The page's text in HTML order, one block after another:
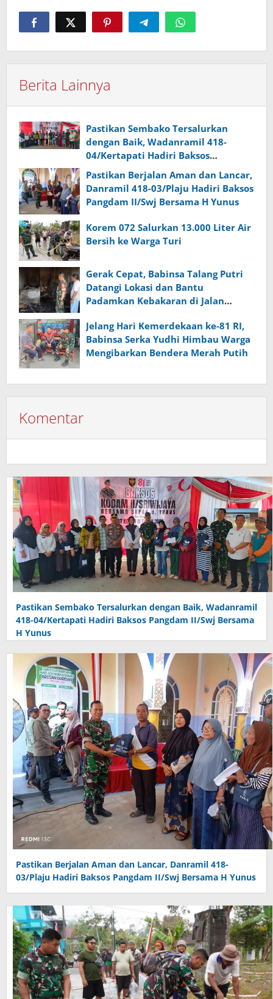
Berita Lainnya
Pastikan Sembako Tersalurkan
dengan Baik, Wadanramil 418-
04/Kertapati Hadiri Baksos
Pangdam II/Swj Bersama H Yunus
Pastikan Berjalan Aman dan Lancar,
Danramil 418-03/Plaju Hadiri Baksos
Pangdam II/Swj Bersama H Yunus
Korem 072 Salurkan 13.000 Liter Air
Bersih ke Warga Turi
Gerak Cepat, Babinsa Talang Putri
Datangi Lokasi dan Bantu
Padamkan Kebakaran di Jalan
Jelang Hari Kemerdekaan ke-81 RI,
Babinsa Serka Yudhi Himbau Warga
Mengibarkan Bendera Merah Putih
Komentar
Pastikan Sembako Tersalurkan dengan Baik, Wadanramil
418-04/Kertapati Hadiri Baksos Pangdam II/Swj Bersama
H Yunus
Pastikan Berjalan Aman dan Lancar, Danramil 418-
03/Plaju Hadiri Baksos Pangdam II/Swj Bersama H Yunus